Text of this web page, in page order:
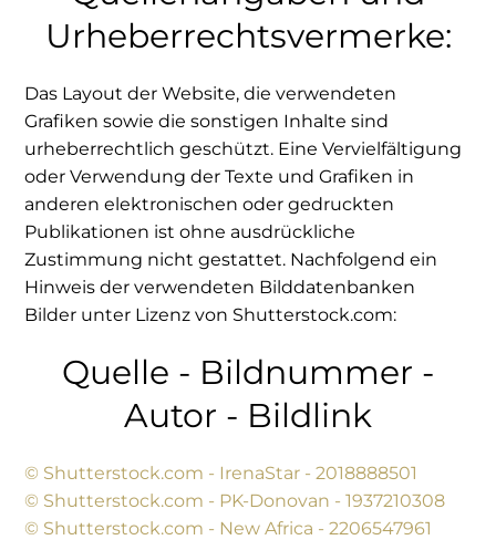
Urheberrechtsvermerke:
Das Layout der Website, die verwendeten
Grafiken sowie die sonstigen Inhalte sind
urheberrechtlich geschützt. Eine Vervielfältigung
oder Verwendung der Texte und Grafiken in
anderen elektronischen oder gedruckten
Publikationen ist ohne ausdrückliche
Zustimmung nicht gestattet. Nachfolgend ein
Hinweis der verwendeten Bilddatenbanken
Bilder unter Lizenz von Shutterstock.com:
Quelle - Bildnummer -
Autor - Bildlink
© Shutterstock.com - IrenaStar - 2018888501
© Shutterstock.com - PK-Donovan - 1937210308
© Shutterstock.com - New Africa - 2206547961